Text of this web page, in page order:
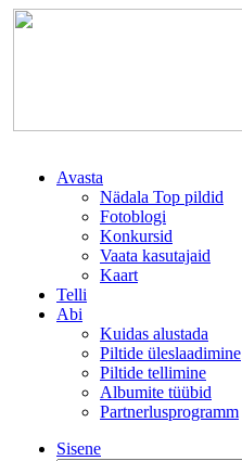
Avasta
Nädala Top pildid
Fotoblogi
Konkursid
Vaata kasutajaid
Kaart
Telli
Abi
Kuidas alustada
Piltide üleslaadimine
Piltide tellimine
Albumite tüübid
Partnerlusprogramm
Sisene